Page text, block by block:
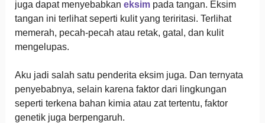
juga dapat menyebabkan eksimpada tangan. Eksim
tangan ini terlihat seperti kulit yang teriritasi. Terlihat
memerah, pecah-pecah atau retak, gatal, dan kulit
mengelupas.
Aku jadi salah satu penderita eksim juga. Dan ternyata
penyebabnya, selain karena faktor dari lingkungan
seperti terkena bahan kimia atau zat tertentu, faktor
genetik juga berpengaruh.